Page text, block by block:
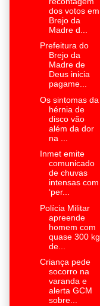
dos votos em
Brejo da
Madre d...
Prefeitura do
Brejo da
Madre de
Deus inicia
pagame...
Os sintomas da
hérnia de
disco vão
além da dor
na ...
Inmet emite
comunicado
de chuvas
intensas com
‘per...
Polícia Militar
apreende
homem com
quase 300 kg
de...
Criança pede
socorro na
varanda e
alerta GCM
sobre...